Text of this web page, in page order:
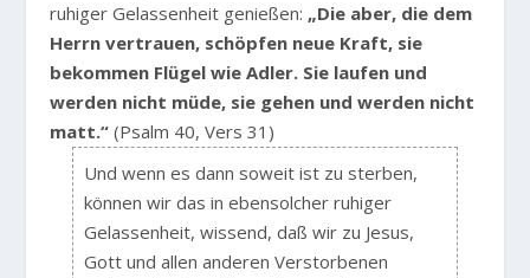
ruhiger Gelassenheit genießen: „Die aber, die dem
Herrn vertrauen, schöpfen neue Kraft, sie
bekommen Flügel wie Adler. Sie laufen und
werden nicht müde, sie gehen und werden nicht
matt.“ (Psalm 40, Vers 31)
Und wenn es dann soweit ist zu sterben,
können wir das in ebensolcher ruhiger
Gelassenheit, wissend, daß wir zu Jesus,
Gott und allen anderen Verstorbenen